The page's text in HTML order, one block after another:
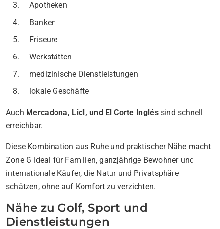
Apotheken
Banken
Friseure
Werkstätten
medizinische Dienstleistungen
lokale Geschäfte
Auch Mercadona, Lidl, und El Corte Ingléssind schnell
erreichbar.
Diese Kombination aus Ruhe und praktischer Nähe macht
Zone G ideal für Familien, ganzjährige Bewohner und
internationale Käufer, die Natur und Privatsphäre
schätzen, ohne auf Komfort zu verzichten.
Nähe zu Golf, Sport und
Dienstleistungen